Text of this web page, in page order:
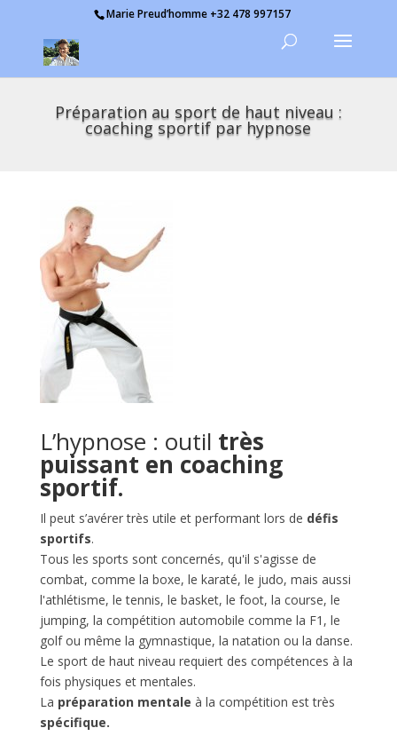
Marie Preud’homme +32 478 997157
Préparation au sport de haut niveau :
coaching sportif par hypnose
L’hypnose : outil très
puissant en coaching
sportif.
Il peut s’avérer très utile et performant lors de défis
sportifs.
Tous les sports sont concernés, qu'il s'agisse de
combat, comme la boxe, le karaté, le judo, mais aussi
l'athlétisme, le tennis, le basket, le foot, la course, le
jumping, la compétition automobile comme la F1, le
golf ou même la gymnastique, la natation ou la danse.
Le sport de haut niveau requiert des compétences à la
fois physiques et mentales.
La préparation mentale à la compétition est très
spécifique.